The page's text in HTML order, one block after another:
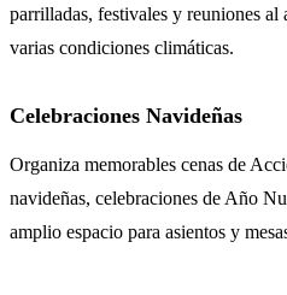
parrilladas, festivales y reuniones
varias condiciones climáticas.
Celebraciones Navideñas
Organiza memorables cenas de
navideñas, celebraciones de Año
amplio espacio para asientos y